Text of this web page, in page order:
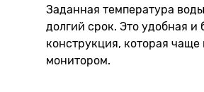
Заданная температура
долгий срок. Это удобная и
конструкция, которая чаще
монитором.